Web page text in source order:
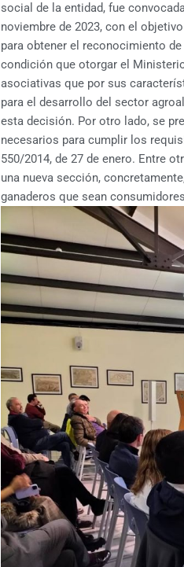
social de la entidad, fue
noviembre de 2023, con el
para obtener el reconocimiento
condición que otorgar el
asociativas que por sus
para el desarrollo del sector
esta decisión. Por otro lado, se
necesarios para cumplir los
550/2014, de 27 de enero. Entre
una nueva sección,
ganaderos que sean